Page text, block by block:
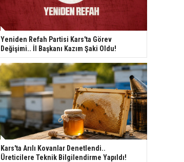
Yeniden Refah Partisi Kars'ta Görev
Değişimi.. İl Başkanı Kazım Şaki Oldu!
Kars'ta Arılı Kovanlar Denetlendi..
Üreticilere Teknik Bilgilendirme Yapıldı!